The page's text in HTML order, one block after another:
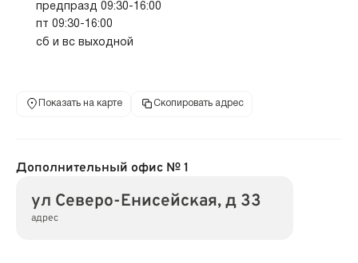
предпразд 09:30-16:00
пт 09:30-16:00
сб и вс выходной
Показать на карте Скопировать адрес
Дополнительный офис № 1
ул Северо-Енисейская, д 33
адрес